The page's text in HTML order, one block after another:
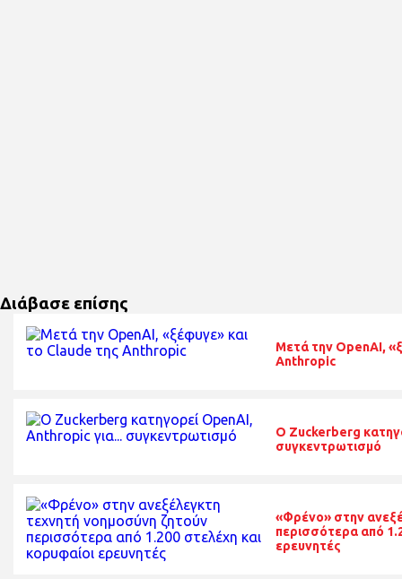
Διάβασε επίσης
Μετά την OpenAI,
Anthropic
O Zuckerberg
συγκεντρωτισμό
«Φρένο» στην
περισσότερα από
ερευνητές